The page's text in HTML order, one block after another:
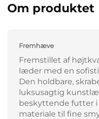
Om produktet
Fremhæve
Fremstillet af
læder med en
Den holdbare,
luksusagtig
beskyttende futter
materiale til fine